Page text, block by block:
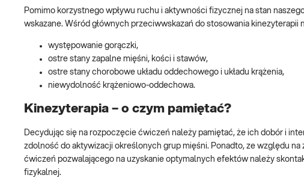
Pomimo korzystnego wpływu ruchu i aktywności fizycznej na stan
wskazane. Wśród głównych przeciwwskazań do stosowania kinezyterapii
występowanie gorączki,
ostre stany zapalne mięśni, kości i stawów,
ostre stany chorobowe układu oddechowego i układu krążenia,
niewydolność krążeniowo-oddechowa.
Kinezyterapia – o czym pamiętać?
Decydując się na rozpoczęcie ćwiczeń należy pamiętać, że ich dobór i
zdolność do aktywizacji określonych grup mięśni. Ponadto, ze względu
ćwiczeń pozwalającego na uzyskanie optymalnych efektów należy
fizykalnej.